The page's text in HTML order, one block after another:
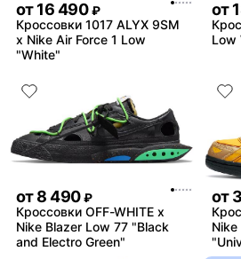
от16 490 ₽
Кроссовки 1017 ALYX 9SM
x Nike Air Force 1 Low
"White"
от
Low
от8 490 ₽
Кроссовки OFF-WHITE x
Nike Blazer Low 77 "Black
and Electro Green"
от